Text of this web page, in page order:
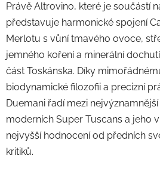
Právě Altrovino, které je součástí
představuje harmonické spojení
Merlotu s vůní tmavého ovoce,
jemného koření a minerální
část Toskánska. Díky
biodynamické filozofii a precizní
Duemani řadí mezi
moderních Super Tuscans a jeho
nejvyšší hodnocení od předních
kritiků.